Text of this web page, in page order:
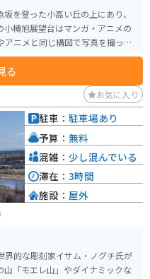
を登った小高い丘の上にあり、
樽旭展望台はマンガ・アニメの
アニメと同じ構図で写真を撮った
る
お気に入り
界的な彫刻家イサム・ノグチ氏が
「モエレ山」やダイナミックな
駐車： 駐車場あり
予算： 無料
混雑： 少し混んでいる
滞在： 3時間
施設： 屋外